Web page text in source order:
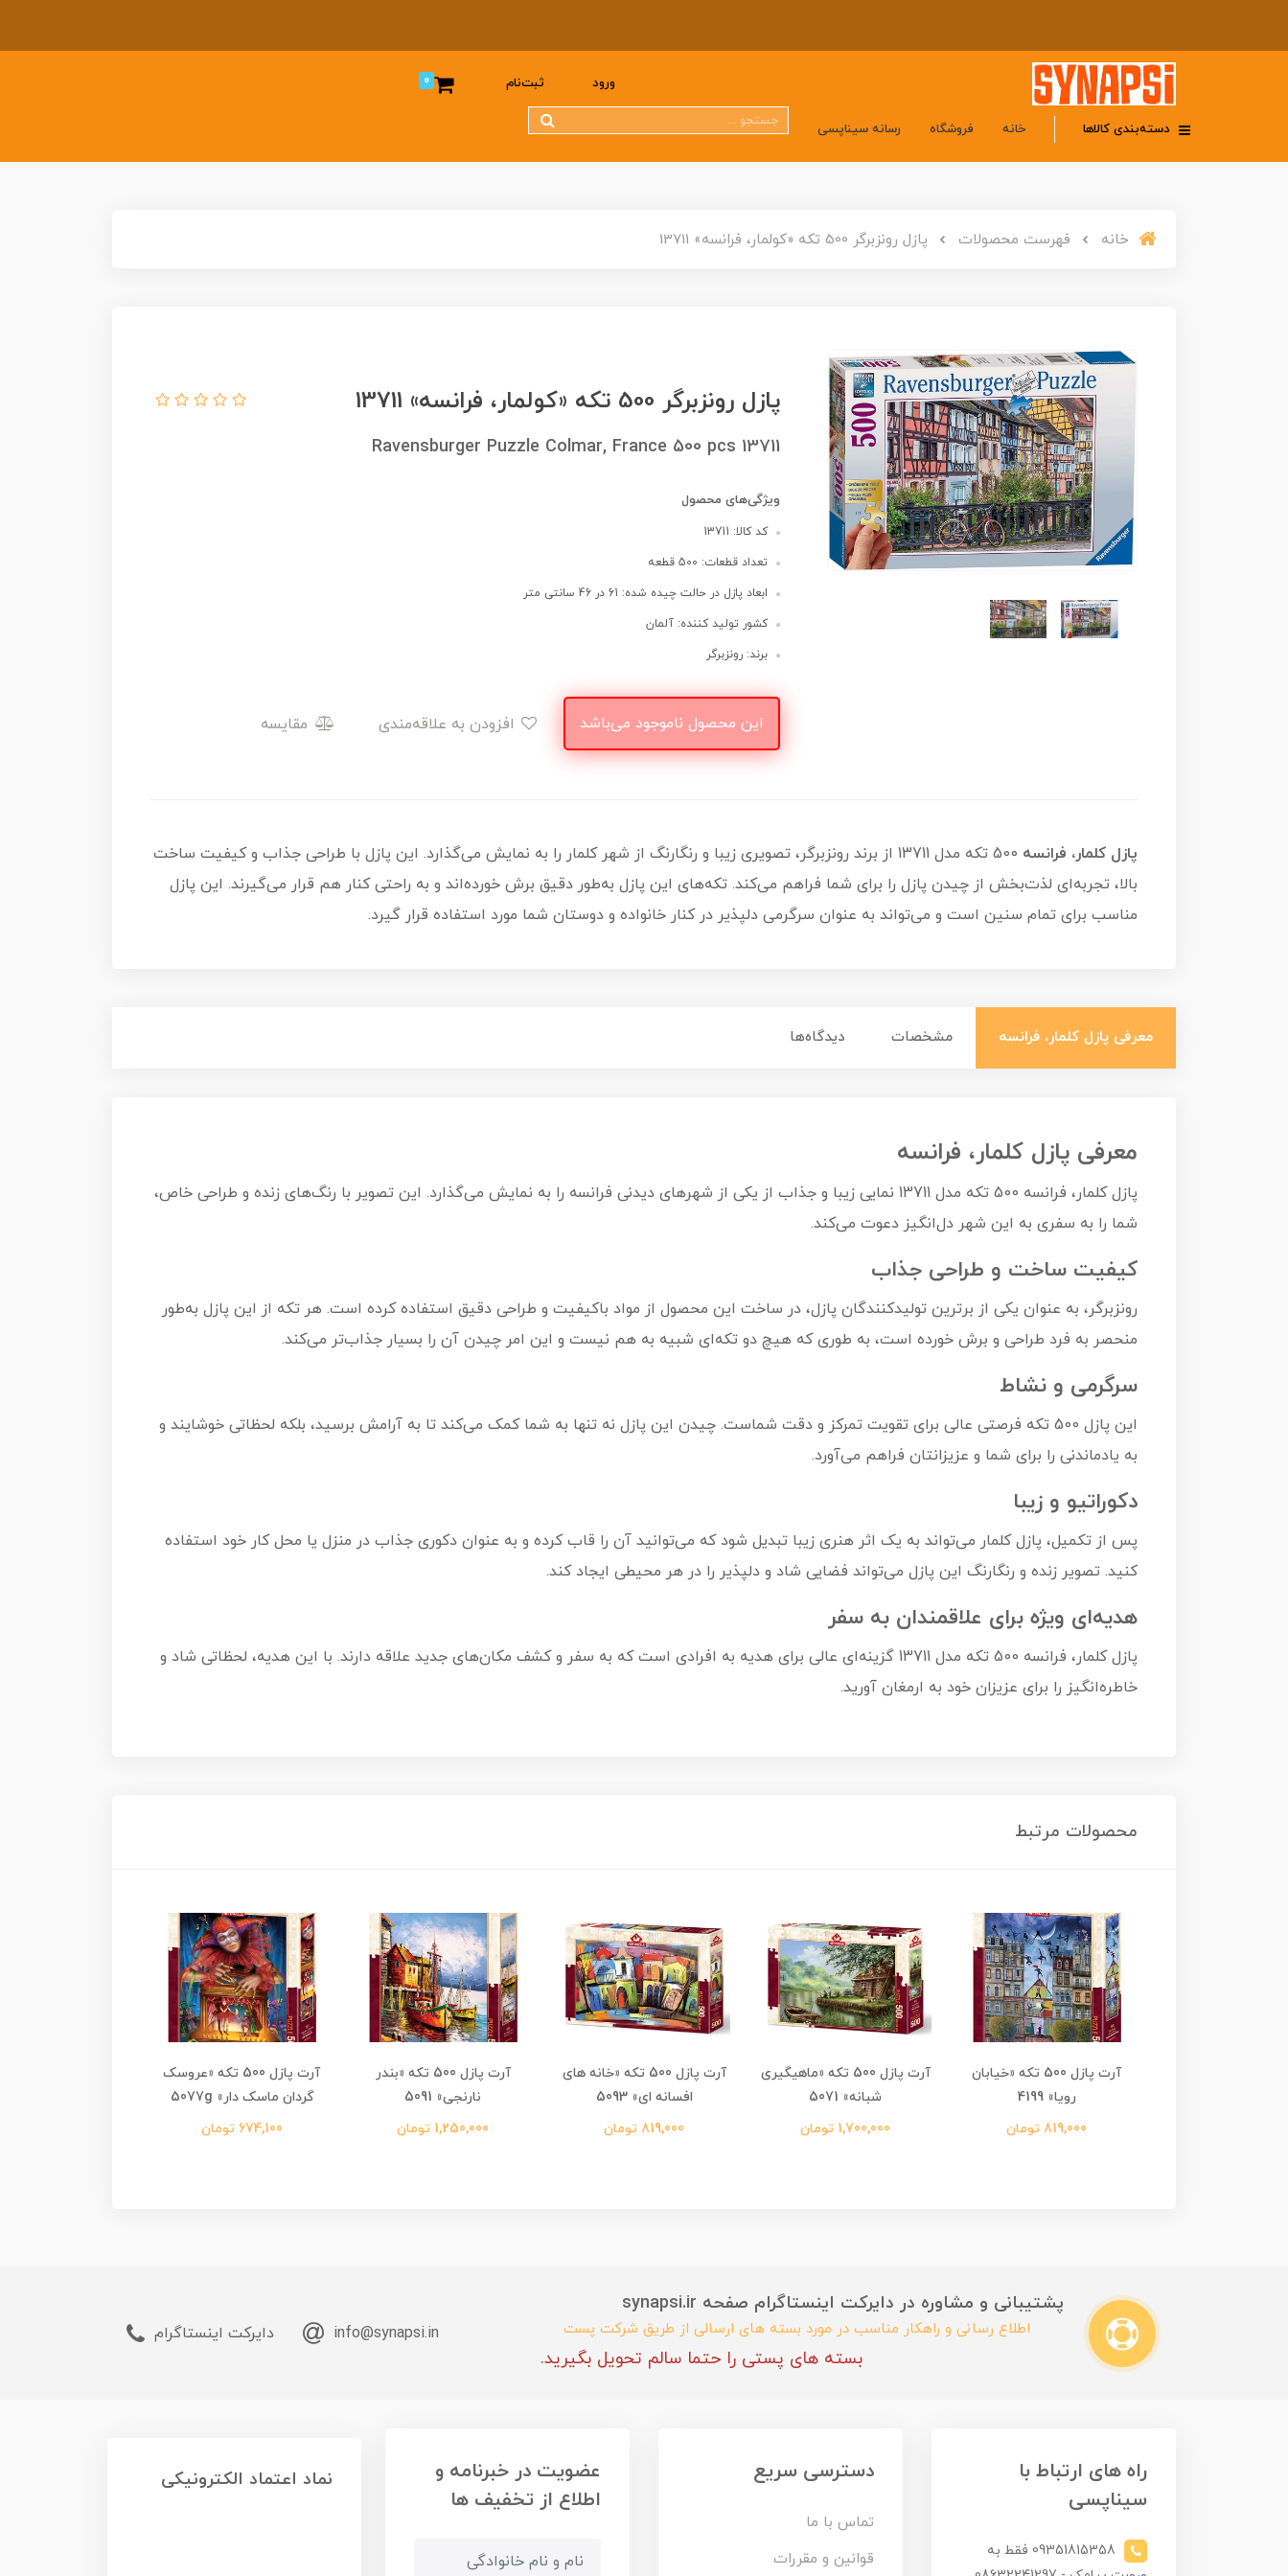
ورود ثبت‌نام 0
دسته‌بندی کالاها خانه فروشگاه رسانه سیناپسی
خانه فهرست محصولات پازل رونزبرگر 500 تکه «کولمار، فرانسه» 13711
پازل رونزبرگر 500 تکه «کولمار، فرانسه» 13711
Ravensburger Puzzle Colmar, France 500 pcs 13711
ویژگی‌های محصول
کد کالا: 13711
تعداد قطعات: 500 قطعه
ابعاد پازل در حالت چیده شده: 61 در 46 سانتی متر
کشور تولید کننده: آلمان
برند: رونزبرگر
این محصول ناموجود می‌باشد مقایسه
پازل کلمار، فرانسه
500 تکه مدل 13711 از برند رونزبرگر، تصویری زیبا و رنگارنگ از شهر کلمار را به نمایش می‌گذارد. این پازل با طراحی جذاب و کیفیت ساخت
بالا، تجربه‌ای لذت‌بخش از چیدن پازل را برای شما فراهم می‌کند. تکه‌های این پازل به‌طور دقیق برش خورده‌اند و به راحتی کنار هم قرار می‌گیرند. این پازل
مناسب برای تمام سنین است و می‌تواند به عنوان سرگرمی دلپذیر در کنار خانواده و دوستان شما مورد استفاده قرار گیرد.
معرفی پازل کلمار، فرانسه مشخصات دیدگاه‌ها
معرفی پازل کلمار، فرانسه
پازل کلمار، فرانسه 500 تکه مدل 13711 نمایی زیبا و جذاب از یکی از شهرهای دیدنی فرانسه را به نمایش می‌گذارد. این تصویر با رنگ‌های زنده و طراحی خاص،
شما را به سفری به این شهر دل‌انگیز دعوت می‌کند.
کیفیت ساخت و طراحی جذاب
رونزبرگر، به عنوان یکی از برترین تولیدکنندگان پازل، در ساخت این محصول از مواد باکیفیت و طراحی دقیق استفاده کرده است. هر تکه از این پازل به‌طور
منحصر به فرد طراحی و برش خورده است، به طوری که هیچ دو تکه‌ای شبیه به هم نیست و این امر چیدن آن را بسیار جذاب‌تر می‌کند.
سرگرمی و نشاط
این پازل 500 تکه فرصتی عالی برای تقویت تمرکز و دقت شماست. چیدن این پازل نه تنها به شما کمک می‌کند تا به آرامش برسید، بلکه لحظاتی خوشایند و
به یادماندنی را برای شما و عزیزانتان فراهم می‌آورد.
دکوراتیو و زیبا
پس از تکمیل، پازل کلمار می‌تواند به یک اثر هنری زیبا تبدیل شود که می‌توانید آن را قاب کرده و به عنوان دکوری جذاب در منزل یا محل کار خود استفاده
کنید. تصویر زنده و رنگارنگ این پازل می‌تواند فضایی شاد و دلپذیر را در هر محیطی ایجاد کند.
هدیه‌ای ویژه برای علاقمندان به سفر
پازل کلمار، فرانسه 500 تکه مدل 13711 گزینه‌ای عالی برای هدیه به افرادی است که به سفر و کشف مکان‌های جدید علاقه دارند. با این هدیه، لحظاتی شاد و
خاطره‌انگیز را برای عزیزان خود به ارمغان آورید.
محصولات مرتبط
آرت پازل 500 تکه «خیابان
رویا» 4199
819,000 تومان
آرت پازل 500 تکه «ماهیگیری
شبانه» 5071
1,700,000 تومان
آرت پازل 500 تکه «خانه های
افسانه ای» 5093
819,000 تومان
آرت پازل 500 تکه «بندر
نارنجی» 5091
1,250,000 تومان
آرت پازل 500 تکه «عروسک
گردان ماسک دار» 5077g
674,100 تومان
پشتیبانی و مشاوره در دایرکت اینستاگرام صفحه synapsi.ir
اطلاع رسانی و راهکار مناسب در مورد بسته های ارسالی از طریق شرکت پست
بسته های پستی را حتما سالم تحویل بگیرید.
info@synapsi.in دایرکت اینستاگرام
راه های ارتباط با
سیناپسی
09351815358 فقط به
دسترسی سریع
تماس با ما
قوانین و مقررات
عضویت در خبرنامه و
اطلاع از تخفیف ها
نماد اعتماد الکترونیکی